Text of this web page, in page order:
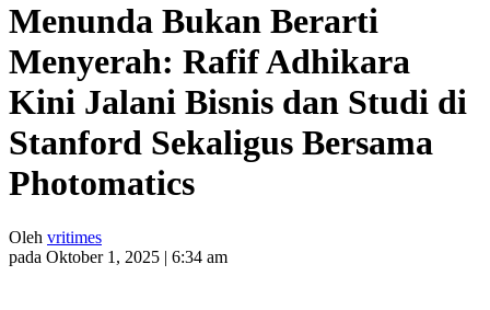
Menunda Bukan Berarti
Menyerah: Rafif Adhikara
Kini Jalani Bisnis dan Studi di
Stanford Sekaligus Bersama
Photomatics
Oleh vritimes
pada Oktober 1, 2025 | 6:34 am